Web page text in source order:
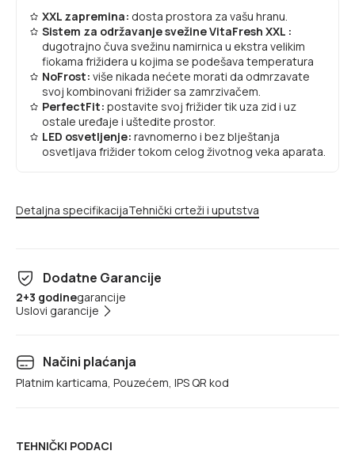
XXL zapremina: dosta prostora za vašu hranu.
Sistem za održavanje svežine VitaFresh XXL :
dugotrajno čuva svežinu namirnica u ekstra velikim
fiokama frižidera u kojima se podešava temperatura
NoFrost: više nikada nećete morati da odmrzavate
svoj kombinovani frižider sa zamrzivačem.
PerfectFit: postavite svoj frižider tik uza zid i uz
ostale uređaje i uštedite prostor.
LED osvetljenje: ravnomerno i bez blještanja
osvetljava frižider tokom celog životnog veka aparata.
Detaljna specifikacijaTehnički crteži i uputstva
Dodatne Garancije
2+3 godinegarancije
Uslovi garancije
Načini plaćanja
Platnim karticama, Pouzećem, IPS QR kod
TEHNIČKI PODACI